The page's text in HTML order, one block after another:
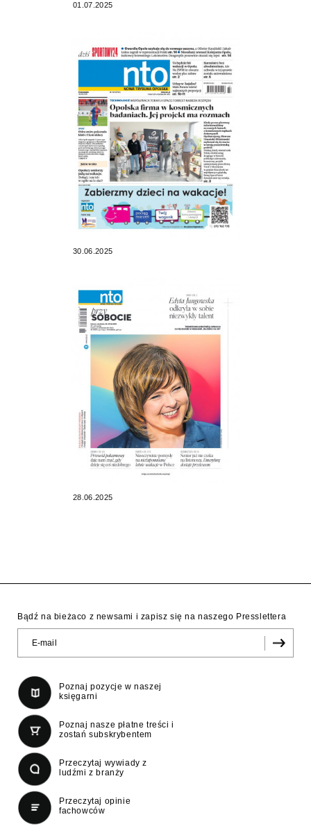
01.07.2025
30.06.2025
28.06.2025
Bądź na bieżaco z newsami i zapisz się na naszego Presslettera
Poznaj pozycje w naszej
księgarni
Poznaj nasze płatne treści i
zostań subskrybentem
Przeczytaj wywiady z
ludźmi z branży
Przeczytaj opinie
fachowców